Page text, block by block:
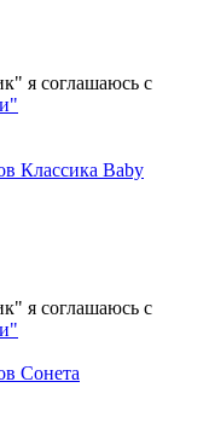
я соглашаюсь с
Классика Baby
я соглашаюсь с
Сонета